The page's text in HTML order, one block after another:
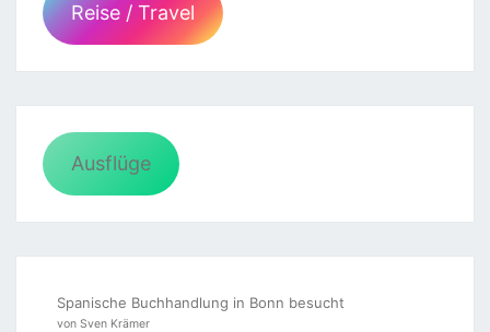
Reise / Travel
Ausflüge
Spanische Buchhandlung in Bonn besucht
von Sven Krämer